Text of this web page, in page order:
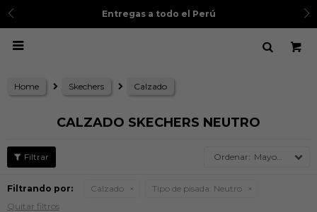
Entregas a todo el Perú

Home Skechers Calzado
CALZADO SKECHERS NEUTRO
Mayor precio
Filtrando por: Calzado Tipo de pisada: Neutro
Quitar filtros